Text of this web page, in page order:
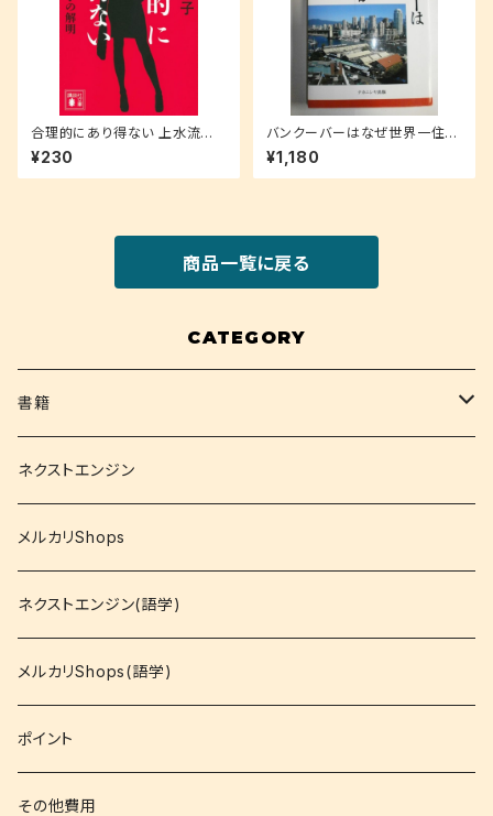
合理的にあり得ない 上水流涼
子の解明 (講談社文庫 ゆ 9-1)
¥230
バンクーバーはなぜ世界一住み
やすい都市なのか (叢書・地球
発見)
¥1,180
商品一覧に戻る
CATEGORY
書籍
関西大学テキスト
就活
資格
コミック
文庫
その他書籍
ネクストエンジン
メルカリShops
ネクストエンジン(語学)
メルカリShops(語学)
ポイント
その他費用